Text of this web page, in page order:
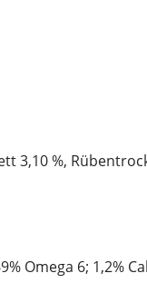
3,10 %,
Omega 6; 1,2%